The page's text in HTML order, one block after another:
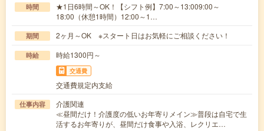
時間
★1日6時間～OK！【シフト例】7:00～13:009:00～
18:00（休憩1時間）12:00～1…
期間 2ヶ月～OK ※スタート日はお気軽にご相談ください！
時給 時給1300円～
交通費
交通費規定内支給
仕事内容
介護関連
≪昼間だけ！介護度の低いお年寄りメイン≫普段は自宅で生
活するお年寄りが、昼間だけ食事や入浴、レクリエ…